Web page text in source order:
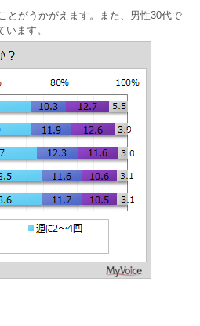
とがうかがえます。また、男性30代で
ます。